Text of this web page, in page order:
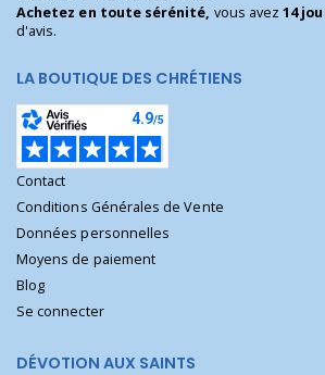
Achetez en toute sérénité, vous avez14
d'avis.
LA BOUTIQUE DES CHRÉTIENS
Contact
Conditions Générales de Vente
Données personnelles
Moyens de paiement
Blog
Se connecter
DÉVOTION AUX SAINTS